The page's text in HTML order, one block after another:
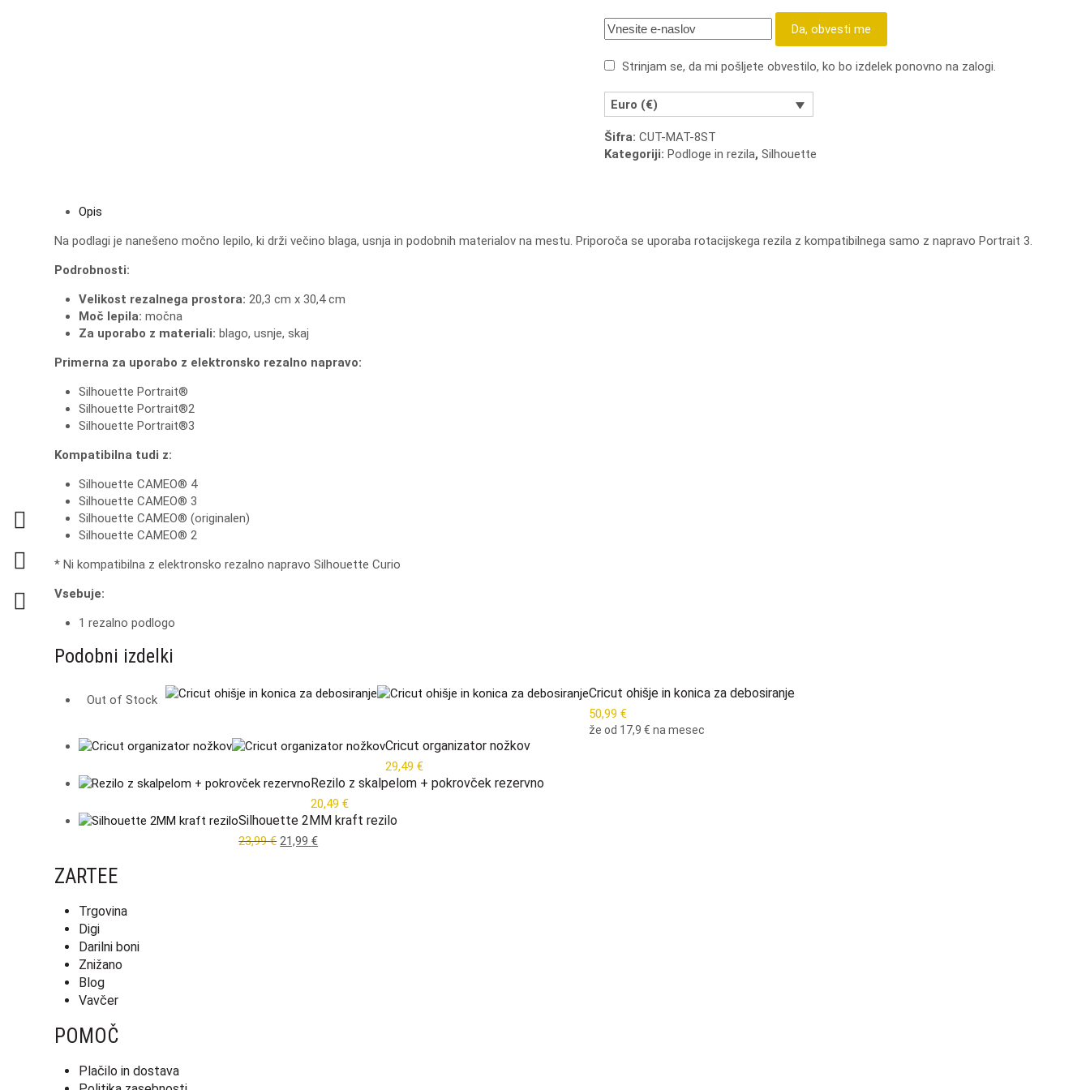
Da, obvesti me
Strinjam se, da mi pošljete obvestilo, ko bo izdelek ponovno na zalogi.
Euro (€)
Šifra: CUT-MAT-8ST
Kategoriji: Podloge in rezila, Silhouette
Opis
Na podlagi je nanešeno močno lepilo, ki drži večino blaga, usnja in podobnih materialov na mestu. Priporoča se uporaba rotacijskega rezila z kompatibilnega samo z napravo Portrait 3.
Podrobnosti:
Velikost rezalnega prostora: 20,3 cm x 30,4 cm
Moč lepila: močna
Za uporabo z materiali: blago, usnje, skaj
Primerna za uporabo z elektronsko rezalno napravo:
Silhouette Portrait®
Silhouette Portrait®2
Silhouette Portrait®3
Kompatibilna tudi z:
Silhouette CAMEO® 4
Silhouette CAMEO® 3
Silhouette CAMEO® (originalen)
Silhouette CAMEO® 2
* Ni kompatibilna z elektronsko rezalno napravo Silhouette Curio
Vsebuje:
1 rezalno podlogo
Podobni izdelki
Out of Stock Cricut ohišje in konica za debosiranje
50,99€
že od 17,9 € na mesec
Cricut organizator nožkov
29,49€
Rezilo z skalpelom + pokrovček rezervno
20,49€
Silhouette 2MM kraft rezilo
23,99€ Original
21,99€Current
ZARTEE
Trgovina
Digi
Darilni boni
Znižano
Blog
Vavčer
POMOČ
Plačilo in dostava